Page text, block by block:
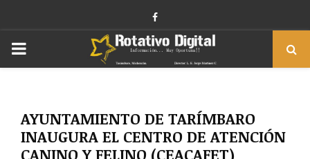
Facebook
PRIMARY
AYUNTAMIENTO DE TARÍMBARO
INAUGURA EL CENTRO DE ATENCIÓN
CANINO Y FELINO (CEACAFET)